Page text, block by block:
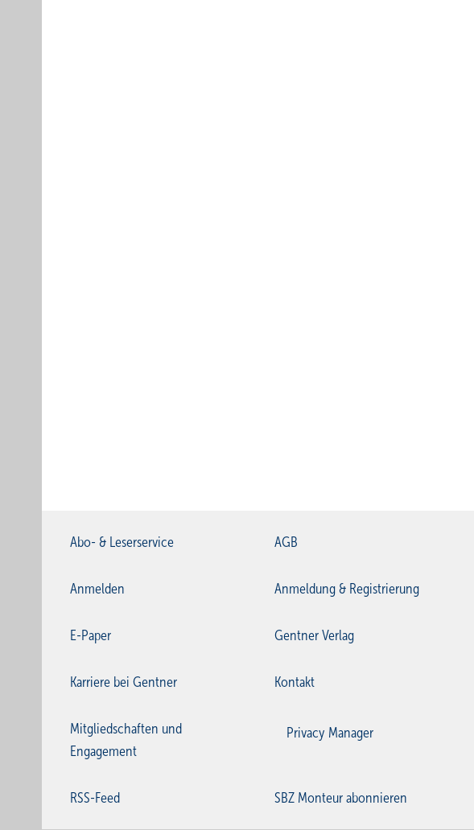
Abo- & Leserservice AGB
Anmelden Anmeldung & Registrierung
E-Paper Gentner Verlag
Karriere bei Gentner Kontakt
Mitgliedschaften und
Engagement
Privacy Manager
RSS-Feed SBZ Monteur abonnieren